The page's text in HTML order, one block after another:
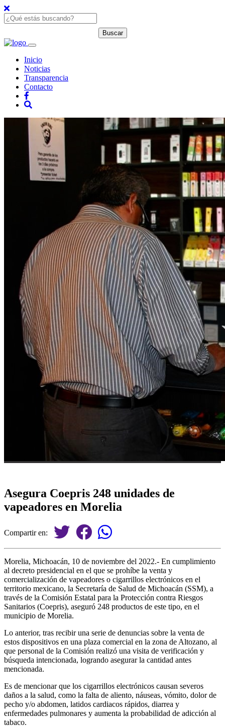
Inicio
Noticias
Transparencia
Contacto
Asegura Coepris 248 unidades de
vapeadores en Morelia
Compartir en:
Morelia, Michoacán, 10 de noviembre del 2022.- En cumplimiento
al decreto presidencial en el que se prohíbe la venta y
comercialización de vapeadores o cigarrillos electrónicos en el
territorio mexicano, la Secretaría de Salud de Michoacán (SSM), a
través de la Comisión Estatal para la Protección contra Riesgos
Sanitarios (Coepris), aseguró 248 productos de este tipo, en el
municipio de Morelia.
Lo anterior, tras recibir una serie de denuncias sobre la venta de
estos dispositivos en una plaza comercial en la zona de Altozano, al
que personal de la Comisión realizó una visita de verificación y
búsqueda intencionada, logrando asegurar la cantidad antes
mencionada.
Es de mencionar que los cigarrillos electrónicos causan severos
daños a la salud, como la falta de aliento, náuseas, vómito, dolor de
pecho y/o abdomen, latidos cardiacos rápidos, diarrea y
enfermedades pulmonares y aumenta la probabilidad de adicción al
tabaco.